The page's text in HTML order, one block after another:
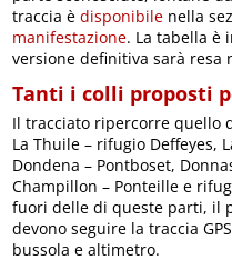
traccia èdisponibile nella
manifestazione. La tabella è
versione definitiva sarà
Tanti i colli proposti
Il tracciato ripercorre quello
La Thuile – rifugio Deffeyes,
Dondena – Pontboset,
Champillon – Ponteille e
fuori delle di queste parti, il
devono seguire la traccia
bussola e altimetro.